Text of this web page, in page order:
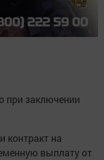
при заключении
на
выплату от